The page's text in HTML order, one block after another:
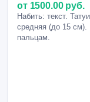
от 1500.00 руб.
Набить: текст.
средняя (до 15 см).
пальцам.